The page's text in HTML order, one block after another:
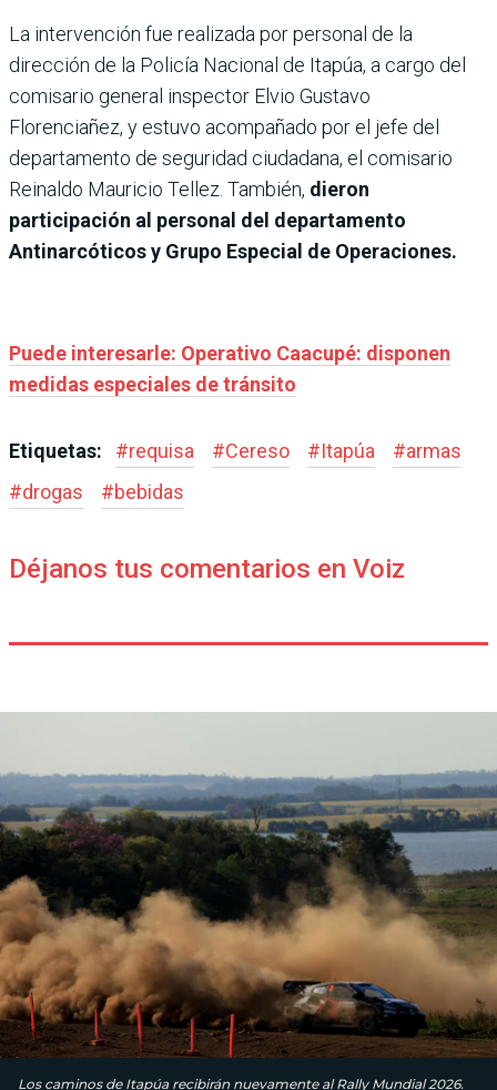
La intervención fue realizada por personal de la
dirección de la Policía Nacional de Itapúa, a cargo del
comisario general inspector Elvio Gustavo
Florenciañez, y estuvo acompañado por el jefe del
departamento de seguridad ciudadana, el comisario
Reinaldo Mauricio Tellez. También, dieron
participación al personal del departamento
Antinarcóticos y Grupo Especial de Operaciones.
Puede interesarle: Operativo Caacupé: disponen
medidas especiales de tránsito
Etiquetas: #requisa #Cereso #Itapúa #armas
#drogas #bebidas
Déjanos tus comentarios en Voiz
Los caminos de Itapúa recibirán nuevamente al Rally Mundial 2026.